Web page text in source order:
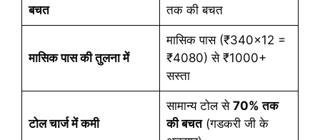
बचत
तक की बचत
मासिक पास की तुलना में
मासिक पास (₹340×12 =
₹4080) से ₹1000+
सस्ता
टोल चार्ज में कमी
सामान्य टोल से 70% तक
की बचत(गडकरी जी के